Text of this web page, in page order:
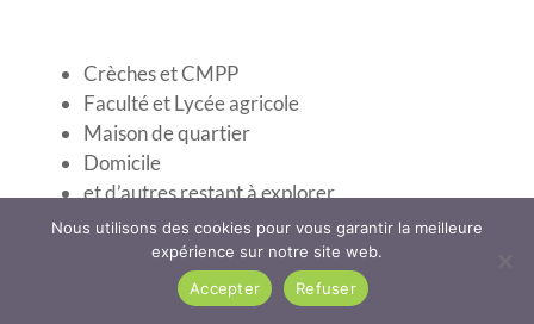
Crèches et CMPP
Faculté et Lycée agricole
Maison de quartier
Domicile
et d’autres restant à explorer
Nous contacter
Nous utilisons des cookies pour vous garantir la meilleure
expérience sur notre site web.
Accepter
Refuser